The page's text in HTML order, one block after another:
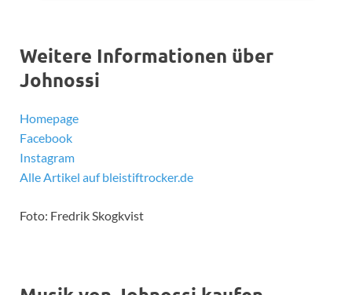
Weitere Informationen über
Johnossi
Homepage
Facebook
Instagram
Alle Artikel auf bleistiftrocker.de
Foto: Fredrik Skogkvist